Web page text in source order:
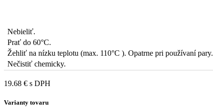
Nebieliť.
Prať do 60°C.
Žehliť na nízku teplotu (max. 110°C ). Opatrne pri používaní pary.
Nečistiť chemicky.
19.68 € s DPH
Varianty tovaru